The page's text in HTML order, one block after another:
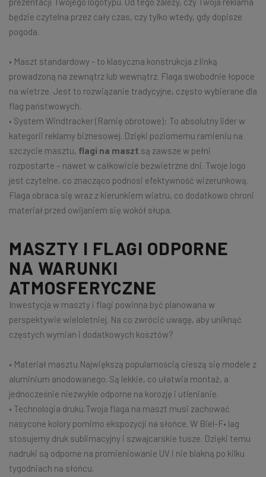
będzie czytelna przez cały czas, czy tylko wtedy, gdy dopisze
pogoda.
• Maszt standardowy - to klasyczna konstrukcja z linką
prowadzoną na zewnątrz lub wewnątrz. Flaga swobodnie łopoce
na wietrze. Jest to rozwiązanie tradycyjne, często wybierane dla
flag państwowych.
• System Windtracker (Ramię obrotowe): To absolutny lider w
kategorii reklamy biznesowej. Dzięki poziomemu ramieniu na
szczycie masztu, flagi na maszt są zawsze w pełni
rozpostarte – nawet w całkowicie bezwietrzne dni. Twoje logo
jest czytelne, co znacząco podnosi efektywność wizerunkową.
Flaga obraca się wraz z kierunkiem wiatru, co dodatkowo chroni
materiał przed owijaniem się wokół słupa.
MASZTY I FLAGI ODPORNE
NA WARUNKI
ATMOSFERYCZNE
Inwestycja w maszty i flagi powinna być planowana w
perspektywie wieloletniej. Na co zwrócić uwagę, aby uniknąć
częstych wymian i dodatkowych kosztów?
• Materiał masztu.Największą popularnością cieszą się modele z
aluminium anodowanego. Są lekkie, co ułatwia montaż, a
jednocześnie niezwykle odporne na korozję i utlenianie.
• Technologia druku.Twoja flaga na maszt musi zachować
nasycone kolory pomimo ekspozycji na słońce. W Biel-F• lag
stosujemy druk sublimacyjny i szwajcarskie tusze. Dzięki temu
nadruki są odporne na promieniowanie UV i nie blakną po kilku
tygodniach na słońcu.